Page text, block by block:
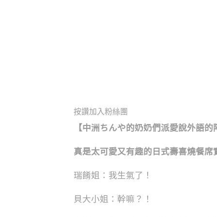
按讚加入粉絲團
【中洲ちんや的奶奶們派愛說外語的
真是太可愛又有趣的日式壽喜燒餐席
瑞餚姐：我生氣了！
貝大小姐：幹嘛？！